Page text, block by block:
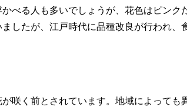
べる人も多いでしょうが、花色はピン
したが、江戸時代に品種改良が行われ、
咲く前とされています。地域によって